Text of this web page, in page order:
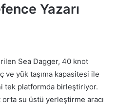
Yazarı
Sea Dagger, 40 knot
ve yük taşıma kapasitesi ile
tek platformda birleştiriyor.
orta su üstü yerleştirme aracı